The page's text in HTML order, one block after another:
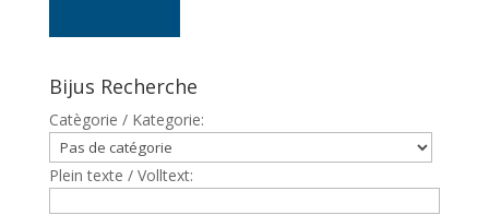
Bijus Recherche
Catègorie / Kategorie:
Plein texte / Volltext: